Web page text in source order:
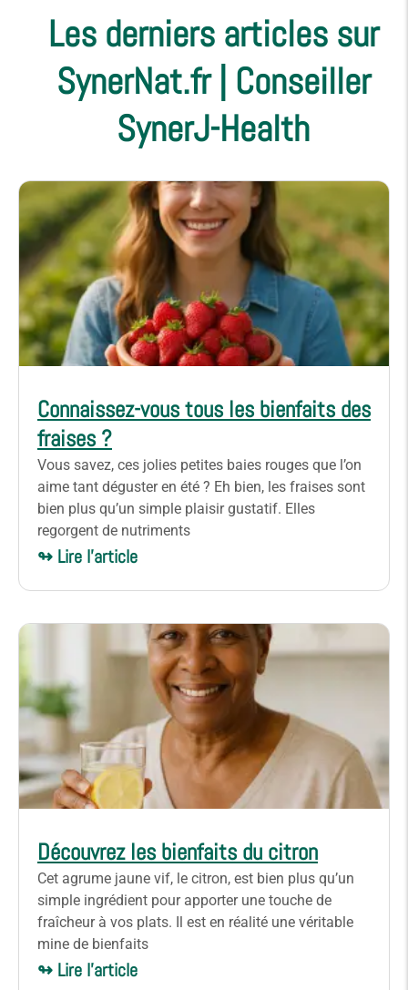
Les derniers articles sur
SynerNat.fr | Conseiller
SynerJ-Health
Connaissez-vous tous les bienfaits des
fraises ?
Vous savez, ces jolies petites baies rouges que l’on
aime tant déguster en été ? Eh bien, les fraises sont
bien plus qu’un simple plaisir gustatif. Elles
regorgent de nutriments
↬ Lire l'article
Découvrez les bienfaits du citron
Cet agrume jaune vif, le citron, est bien plus qu’un
simple ingrédient pour apporter une touche de
fraîcheur à vos plats. Il est en réalité une véritable
mine de bienfaits
↬ Lire l'article